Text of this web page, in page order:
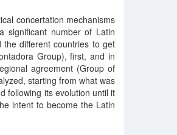
concertation mechanisms
significant number of Latin
different countries to get
Group), first, and in
agreement (Group of
starting from what was
following its evolution until it
intent to become the Latin